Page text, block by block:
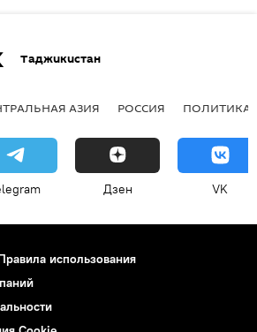
Таджикистан
АЗИЯ РОССИЯ ПОЛИТИКА
Дзен VK
использования